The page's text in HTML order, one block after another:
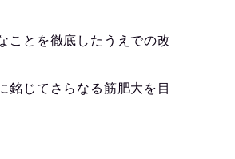
ことを徹底したうえでの改
銘じてさらなる筋肥大を目